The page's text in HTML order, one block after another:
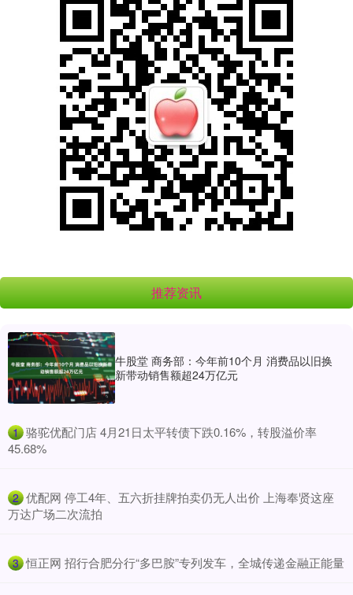
推荐资讯
牛股堂 商务部：今年前10个月 消费品以旧换
新带动销售额超24万亿元
1 ​骆驼优配门店 4月21日太平转债下跌0.16%，转股溢价率
45.68%
2 ​优配网 停工4年、五六折挂牌拍卖仍无人出价 上海奉贤这座
万达广场二次流拍
3 ​恒正网 招行合肥分行“多巴胺”专列发车，全城传递金融正能量